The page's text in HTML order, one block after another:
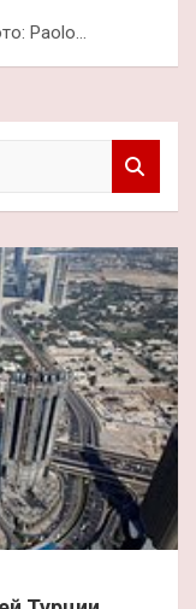
Paolo…